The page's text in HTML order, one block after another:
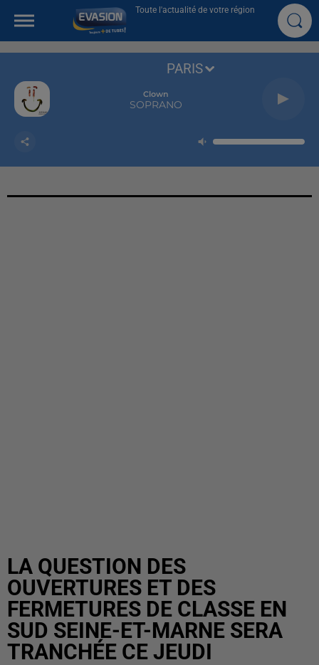
Toute l'actualité de votre région
Clown
SOPRANO
PARIS
LA QUESTION DES
OUVERTURES ET DES
FERMETURES DE CLASSE EN
SUD SEINE-ET-MARNE SERA
TRANCHÉE CE JEUDI